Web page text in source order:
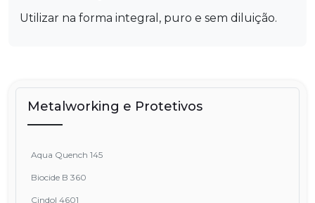
Utilizar na forma integral, puro e sem diluição.
Metalworking e Protetivos
Aqua Quench 145
Biocide B 360
Cindol 4601